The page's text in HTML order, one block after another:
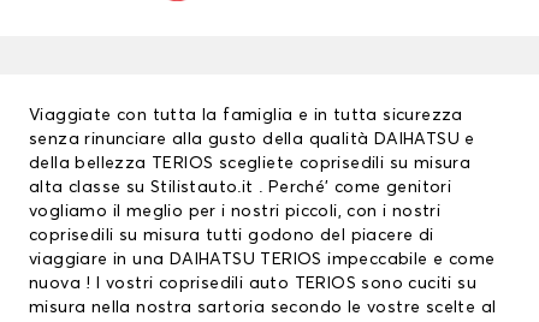
Viaggiate con tutta la famiglia e in tutta sicurezza
senza rinunciare alla gusto della qualità DAIHATSU e
della bellezza TERIOS scegliete coprisedili su misura
alta classe su Stilistauto.it . Perché’ come genitori
vogliamo il meglio per i nostri piccoli, con i nostri
coprisedili su misura tutti godono del piacere di
viaggiare in una DAIHATSU TERIOS impeccabile e come
nuova ! I vostri coprisedili auto TERIOS sono cuciti su
misura nella nostra sartoria secondo le vostre scelte al